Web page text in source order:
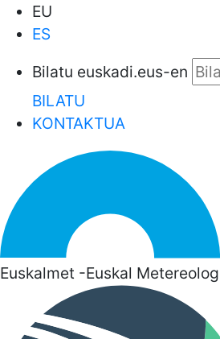
EU
ES
Bilatu euskadi.eus-en
BILATU
KONTAKTUA
Euskalmet -Euskal